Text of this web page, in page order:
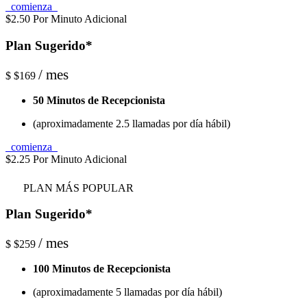
comienza
$2.50 Por Minuto Adicional
Plan Sugerido*
$ $169 / mes
50 Minutos de Recepcionista
(aproximadamente 2.5 llamadas por día hábil)
comienza
$2.25 Por Minuto Adicional
PLAN MÁS POPULAR
Plan Sugerido*
$ $259 / mes
100 Minutos de Recepcionista
(aproximadamente 5 llamadas por día hábil)